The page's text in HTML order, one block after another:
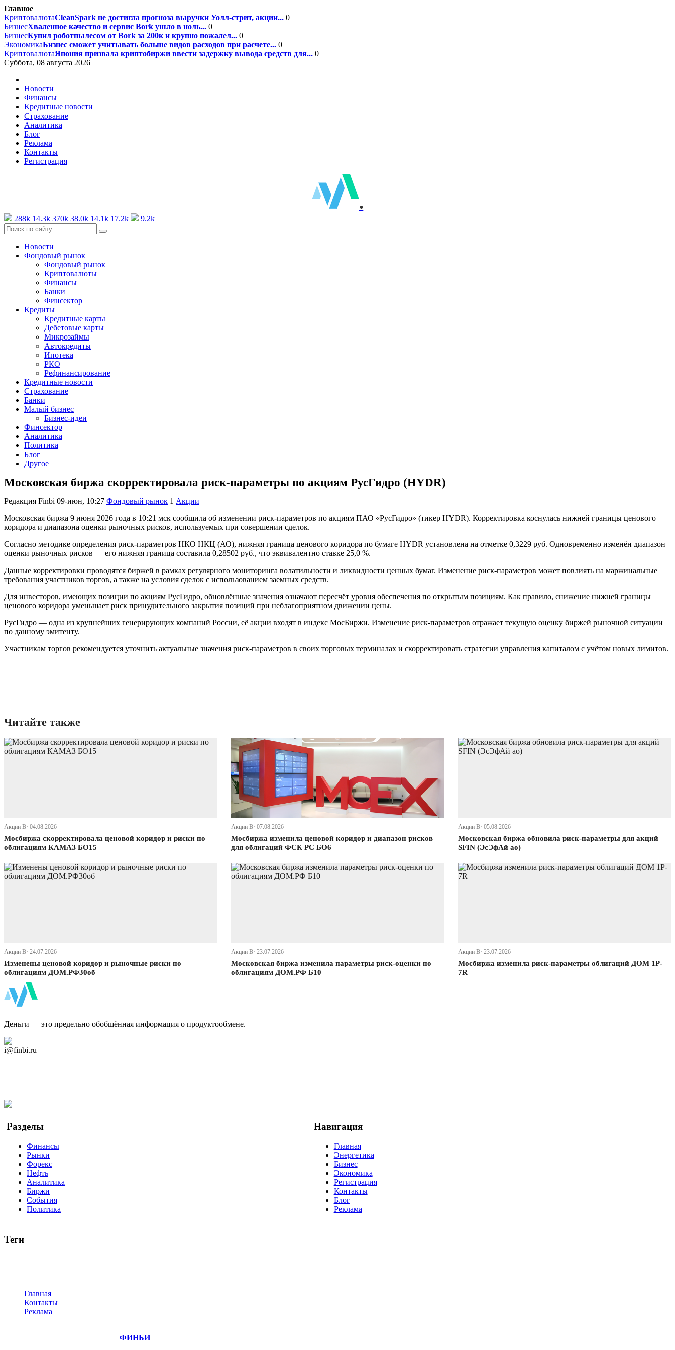
Главное
КриптовалютаCleanSpark не достигла прогноза выручки Уолл-стрит, акции... 0
БизнесХваленное качество и сервис Bork ушло в ноль... 0
БизнесКупил роботпылесом от Bork за 200к и крупно пожалел... 0
ЭкономикаБизнес сможет учитывать больше видов расходов при расчете... 0
КриптовалютаЯпония призвала криптобиржи ввести задержку вывода средств для... 0
Суббота, 08 августа 2026
Новости
Финансы
Кредитные новости
Страхование
Аналитика
Блог
Реклама
Контакты
Регистрация
.
288k 14.3k 370k 38.0k 14.1k 17.2k 9.2k
Новости
Фондовый рынок
Фондовый рынок
Криптовалюты
Финансы
Банки
Финсектор
Кредиты
Кредитные карты
Дебетовые карты
Микрозаймы
Автокредиты
Ипотека
РКО
Рефинансирование
Кредитные новости
Страхование
Банки
Малый бизнес
Бизнес-идеи
Финсектор
Аналитика
Политика
Блог
Другое
Московская биржа скорректировала риск-параметры по акциям РусГидро (HYDR)
Редакция Finbi 09-июн, 10:27 Фондовый рынок 1 Акции
Московская биржа 9 июня 2026 года в 10:21 мск сообщила об изменении риск-параметров по акциям ПАО «РусГидро» (тикер HYDR). Корректировка коснулась нижней границы ценового
коридора и диапазона оценки рыночных рисков, используемых при совершении сделок.
Согласно методике определения риск-параметров НКО НКЦ (АО), нижняя граница ценового коридора по бумаге HYDR установлена на отметке 0,3229 руб. Одновременно изменён диапазон
оценки рыночных рисков — его нижняя граница составила 0,28502 руб., что эквивалентно ставке 25,0 %.
Данные корректировки проводятся биржей в рамках регулярного мониторинга волатильности и ликвидности ценных бумаг. Изменение риск-параметров может повлиять на маржинальные
требования участников торгов, а также на условия сделок с использованием заемных средств.
Для инвесторов, имеющих позиции по акциям РусГидро, обновлённые значения означают пересчёт уровня обеспечения по открытым позициям. Как правило, снижение нижней границы
ценового коридора уменьшает риск принудительного закрытия позиций при неблагоприятном движении цены.
РусГидро — одна из крупнейших генерирующих компаний России, её акции входят в индекс МосБиржи. Изменение риск-параметров отражает текущую оценку биржей рыночной ситуации
по данному эмитенту.
Участникам торгов рекомендуется уточнить актуальные значения риск-параметров в своих торговых терминалах и скорректировать стратегии управления капиталом с учётом новых лимитов.
Читайте также
Акции В· 04.08.2026
Мосбиржа скорректировала ценовой коридор и риски по
облигациям КАМАЗ БО15
Акции В· 07.08.2026
Мосбиржа изменила ценовой коридор и диапазон рисков
для облигаций ФСК РС БО6
Акции В· 05.08.2026
Московская биржа обновила риск-параметры для акций
SFIN (ЭсЭфАй ао)
Акции В· 24.07.2026
Изменены ценовой коридор и рыночные риски по
облигациям ДОМ.РФ30об
Акции В· 23.07.2026
Московская биржа изменила параметры риск-оценки по
облигациям ДОМ.РФ Б10
Акции В· 23.07.2026
Мосбиржа изменила риск-параметры облигаций ДОМ 1P-
7R
Деньги — это предельно обобщённая информация о продуктообмене.
i@finbi.ru
Разделы
Финансы
Рынки
Форекс
Нефть
Аналитика
Биржи
События
Политика
Навигация
Главная
Энергетика
Бизнес
Экономика
Регистрация
Контакты
Блог
Реклама
Теги
Главная
Контакты
Реклама
ФИНБИ.РУ"